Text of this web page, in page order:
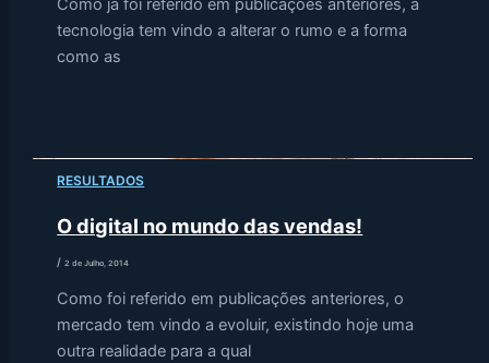
tecnologia tem vindo a alterar o rumo e a forma
como as
RESULTADOS
O digital no mundo das vendas!
/2 de Julho, 2014
Como foi referido em publicações anteriores, o
mercado tem vindo a evoluir, existindo hoje uma
outra realidade para a qual